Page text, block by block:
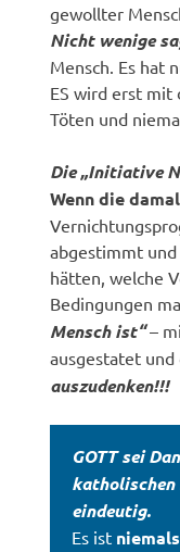
gewollter
Nicht wenige
Mensch. Es hat
ES wird erst mit
Töten und
Die „Initiative
Wenn die
abgestimmt
hätten, welche
Bedingungen
Mensch ist“–
ausgestatet und
auszudenken!!!
GOTT sei
katholischen
eindeutig.
Es ist